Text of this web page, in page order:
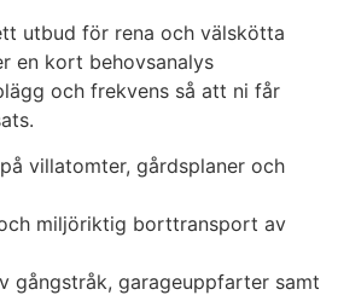
utbud för rena och välskötta
en kort behovsanalys
och frekvens så att ni får
villatomter, gårdsplaner och
miljöriktig borttransport av
gångstråk, garageuppfarter samt